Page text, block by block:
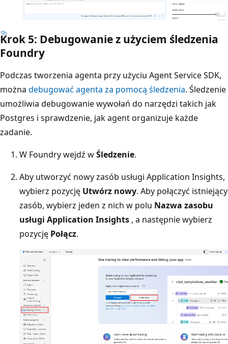
Krok 5: Debugowanie z użyciem śledzenia
Foundry
Podczas tworzenia agenta przy użyciu Agent Service SDK,
można debugować agenta za pomocą śledzenia. Śledzenie
umożliwia debugowanie wywołań do narzędzi takich jak
Postgres i sprawdzenie, jak agent organizuje każde
zadanie.
W Foundry wejdź wŚledzenie.
Aby utworzyć nowy zasób usługi Application Insights,
wybierz pozycję Utwórz nowy. Aby połączyć istniejący
zasób, wybierz jeden z nich w polu Nazwa zasobu
usługi Application Insights , a następnie wybierz
pozycję Połącz.